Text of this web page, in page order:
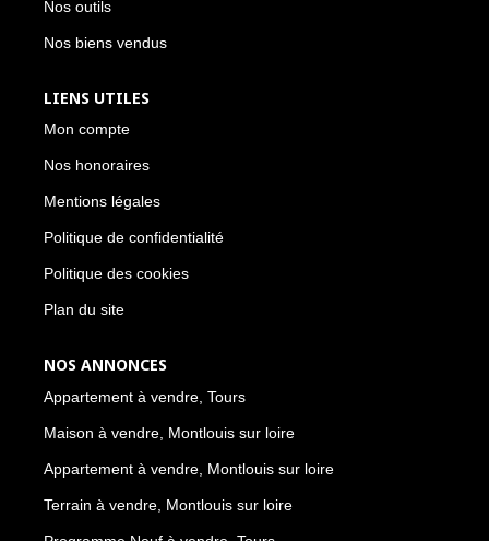
Nos outils
Nos biens vendus
LIENS UTILES
Mon compte
Nos honoraires
Mentions légales
Politique de confidentialité
Politique des cookies
Plan du site
NOS ANNONCES
Appartement à vendre, Tours
Maison à vendre, Montlouis sur loire
Appartement à vendre, Montlouis sur loire
Terrain à vendre, Montlouis sur loire